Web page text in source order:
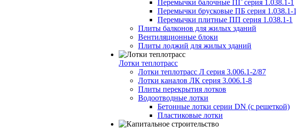
Перемычки балочные ПГ серия 1.038.1-1
Перемычки брусковые ПБ серия 1.038.1-1
Перемычки плитные ПП серия 1.038.1-1
Плиты балконов для жилых зданий
Вентиляционные блоки
Плиты лоджий для жилых зданий
Лотки теплотрасс
Лотки теплотрасс Л серия 3.006.1-2/87
Лотки каналов ЛК серия 3.006.1-8
Плиты перекрытия лотков
Водоотводные лотки
Бетонные лотки серии DN (с решеткой)
Пластиковые лотки